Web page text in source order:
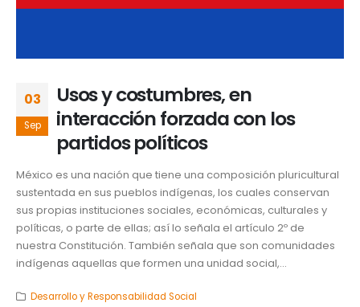
03
Sep
Usos y costumbres, en
interacción forzada con los
partidos políticos
México es una nación que tiene una composición pluricultural
sustentada en sus pueblos indígenas, los cuales conservan
sus propias instituciones sociales, económicas, culturales y
políticas, o parte de ellas; así lo señala el artículo 2º de
nuestra Constitución. También señala que son comunidades
indígenas aquellas que formen una unidad social,...
Desarrollo y Responsabilidad Social